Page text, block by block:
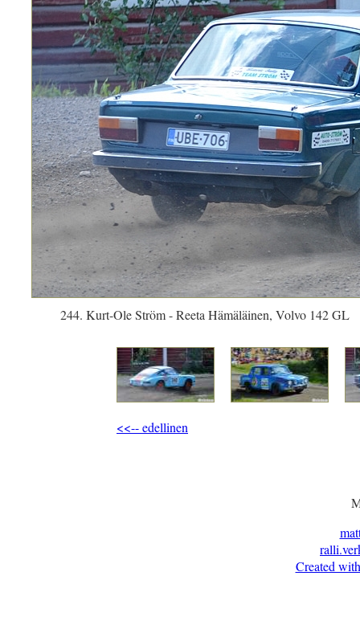
244. Kurt-Ole Ström - Reeta Hämäläinen, Volvo 142 GL
<<-- edellinen
Created